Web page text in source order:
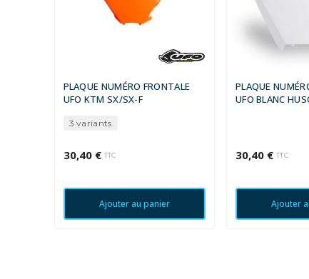
PLAQUE NUMÉRO FRONTALE
UFO KTM SX/SX-F
3 variants
30,40 € TTC
Ajouter au panier
PLAQUE
UFO BLANC
30,40 € TTC
Ajouter